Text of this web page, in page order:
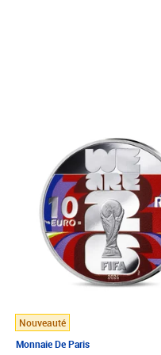
Nouveauté
Monnaie De Paris